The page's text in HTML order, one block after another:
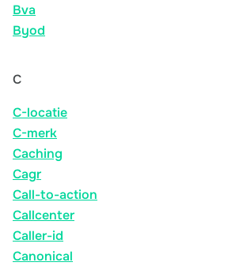
Bva
Byod
C
C-locatie
C-merk
Caching
Cagr
Call-to-action
Callcenter
Caller-id
Canonical